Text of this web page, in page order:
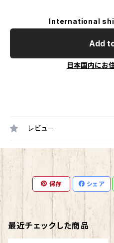
International
Add
日本国内にお
レビュー
保存 シェア
最近チェックした商品